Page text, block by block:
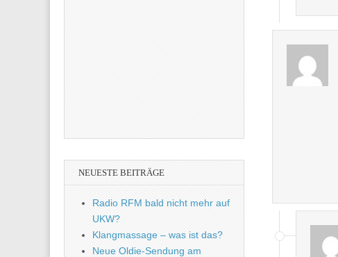
NEUESTE BEITRÄGE
Radio RFM bald nicht mehr auf
UKW?
Klangmassage – was ist das?
Neue Oldie-Sendung am